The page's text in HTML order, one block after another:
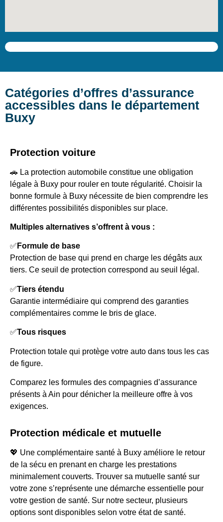
Catégories d’offres d’assurance
accessibles dans le département
Buxy
Protection voiture
🚗 La protection automobile constitue une obligation
légale à Buxy pour rouler en toute régularité. Choisir la
bonne formule à Buxy nécessite de bien comprendre les
différentes possibilités disponibles sur place.
Multiples alternatives s’offrent à vous :
✅ Formule de base
Protection de base qui prend en charge les dégâts aux
tiers. Ce seuil de protection correspond au seuil légal.
✅Tiers étendu
Garantie intermédiaire qui comprend des garanties
complémentaires comme le bris de glace.
✅Tous risques
Protection totale qui protège votre auto dans tous les cas
de figure.
Comparez les formules des compagnies d’assurance
présents à Ain pour dénicher la meilleure offre à vos
exigences.
Protection médicale et mutuelle
💖 Une complémentaire santé à Buxy améliore le retour
de la sécu en prenant en charge les prestations
minimalement couverts. Trouver sa mutuelle santé sur
votre zone s’représente une démarche essentielle pour
votre gestion de santé. Sur notre secteur, plusieurs
options sont disponibles selon votre état de santé.